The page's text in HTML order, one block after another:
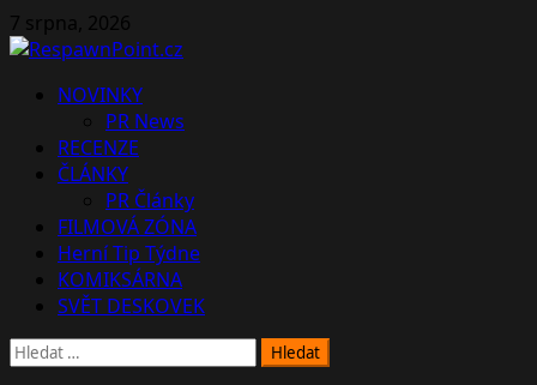
Skip
to
7 srpna, 2026
PrimaryNOVINKY
PR News
RECENZE
ČLÁNKY
PR Články
FILMOVÁ ZÓNA
Herní Tip Týdne
KOMIKSÁRNA
SVĚT DESKOVEK
Vyhledávání